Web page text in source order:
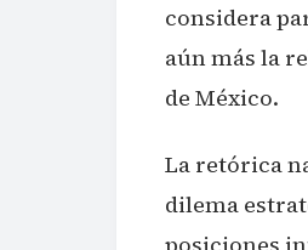
considera
aún más la
de México.
La retórica
dilema